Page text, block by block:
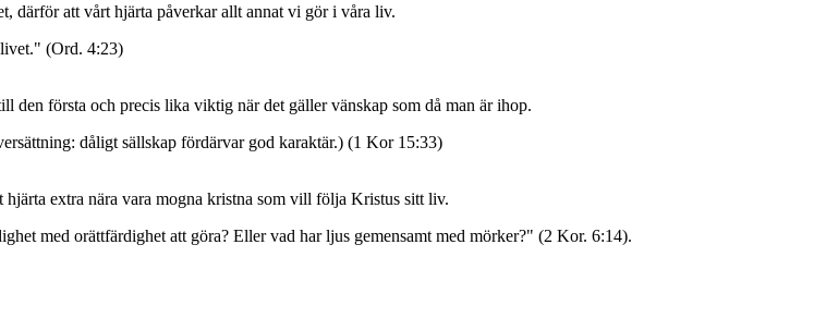
därför att vårt hjärta påverkar allt annat vi gör i våra liv.
livet." (Ord. 4:23)
första och precis lika viktig när det gäller vänskap som då man är ihop.
dåligt sällskap fördärvar god karaktär.) (1 Kor 15:33)
extra nära vara mogna kristna som vill följa Kristus sitt liv.
med orättfärdighet att göra? Eller vad har ljus gemensamt med mörker?" (2 Kor. 6:14).